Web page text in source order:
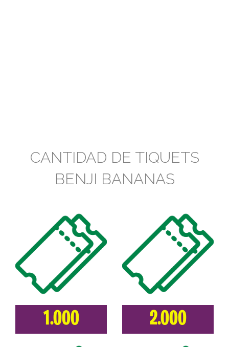
CANTIDAD DE TIQUETS
BENJI BANANAS
1.000 2.000